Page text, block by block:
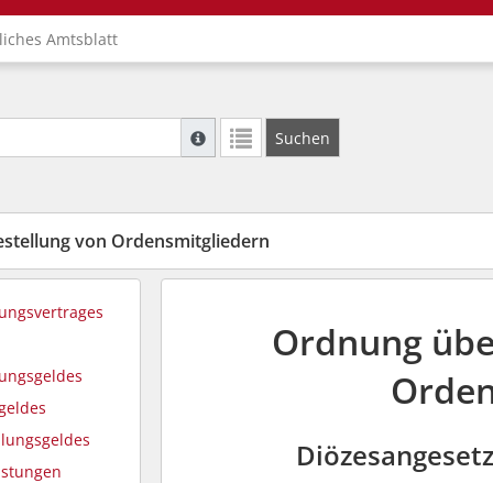
Amtsblatt
Suche mit Platzhalter "*", Bsp. Pfarrer*,
Suchen
von Ordensmitgliedern
Ordnung